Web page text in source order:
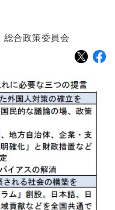
総合政策委員会